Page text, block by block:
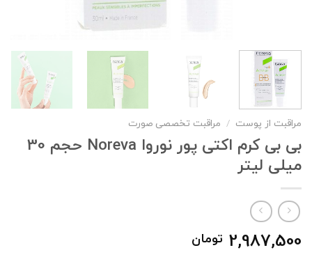
مراقبت از پوست / مراقبت تخصصی صورت
بی بی کرم اکتی پور نوروا Noreva حجم 30
میلی لیتر
2,987,500 تومان